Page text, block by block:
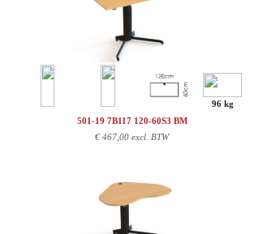
96 kg
501-19 7B117 120-60S3 BM
€467,00 excl. BTW